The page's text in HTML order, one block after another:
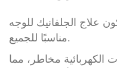
علاج الجلفانيك للوجه
مناسبًا للجميع.
الكهربائية مخاطر، مما